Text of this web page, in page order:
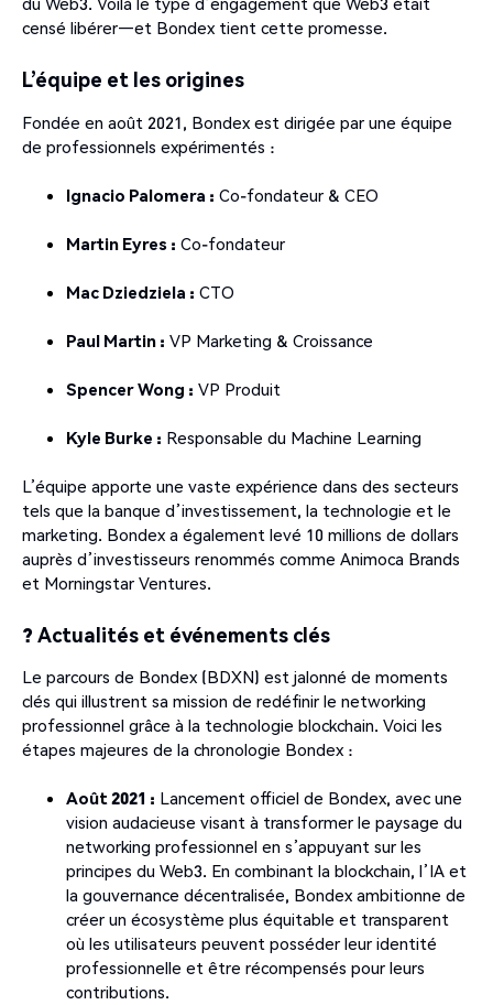
censé libérer—et Bondex tient cette promesse.
L’équipe et les origines
Fondée en août 2021, Bondex est dirigée par une équipe
de professionnels expérimentés :
Ignacio Palomera : Co-fondateur & CEO
Martin Eyres : Co-fondateur
Mac Dziedziela : CTO
Paul Martin : VP Marketing & Croissance
Spencer Wong : VP Produit
Kyle Burke : Responsable du Machine Learning
L’équipe apporte une vaste expérience dans des secteurs
tels que la banque d’investissement, la technologie et le
marketing. Bondex a également levé 10 millions de dollars
auprès d’investisseurs renommés comme Animoca Brands
et Morningstar Ventures.
? Actualités et événements clés
Le parcours de Bondex (BDXN) est jalonné de moments
clés qui illustrent sa mission de redéfinir le networking
professionnel grâce à la technologie blockchain. Voici les
étapes majeures de la chronologie Bondex :
Août 2021 : Lancement officiel de Bondex, avec une
vision audacieuse visant à transformer le paysage du
networking professionnel en s’appuyant sur les
principes du Web3. En combinant la blockchain, l’IA et
la gouvernance décentralisée, Bondex ambitionne de
créer un écosystème plus équitable et transparent
où les utilisateurs peuvent posséder leur identité
professionnelle et être récompensés pour leurs
contributions.